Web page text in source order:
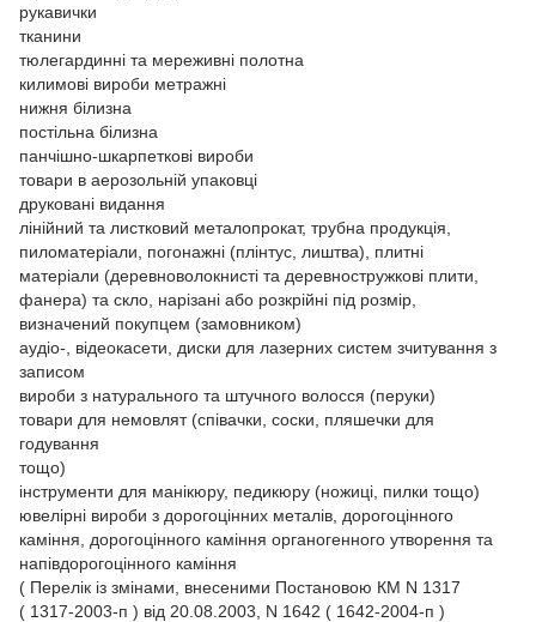
рукавички
тканини
тюлегардинні та мереживні полотна
килимові вироби метражні
нижня білизна
постільна білизна
панчішно-шкарпеткові вироби
товари в аерозольній упаковці
друковані видання
лінійний та листковий металопрокат, трубна продукція,
пиломатеріали, погонажні (плінтус, лиштва), плитні
матеріали (деревноволокнисті та деревностружкові плити,
фанера) та скло, нарізані або розкрійні під розмір,
визначений покупцем (замовником)
аудіо-, відеокасети, диски для лазерних систем зчитування з
записом
вироби з натурального та штучного волосся (перуки)
товари для немовлят (співачки, соски, пляшечки для
годування
тощо)
інструменти для манікюру, педикюру (ножиці, пилки тощо)
ювелірні вироби з дорогоцінних металів, дорогоцінного
каміння, дорогоцінного каміння органогенного утворення та
напівдорогоцінного каміння
( Перелік із змінами, внесеними Постановою КМ N 1317
( 1317-2003-п ) від 20.08.2003, N 1642 ( 1642-2004-п )